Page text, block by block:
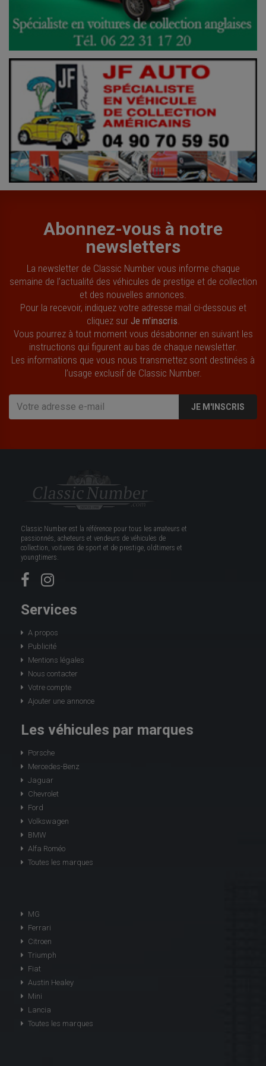
Abonnez-vous à notre
newsletters
La newsletter de Classic Number vous informe chaque
semaine de l’actualité des véhicules de prestige et de collection
et des nouvelles annonces.
Pour la recevoir, indiquez votre adresse mail ci-dessous et
cliquez sur Je m'inscris
Vous pourrez à tout moment vous désabonner en suivant les
instructions qui figurent au bas de chaque newsletter.
Les informations que vous nous transmettez sont destinées à
l’usage exclusif de Classic Number.
JE M'INSCRIS
Classic Number est la référence pour tous les amateurs et
passionnés, acheteurs et vendeurs de véhicules de
collection, voitures de sport et de prestige, oldtimers et
youngtimers.
Services
A propos
Publicité
Mentions légales
Nous contacter
Votre compte
Ajouter une annonce
Les véhicules par marques
Porsche
Mercedes-Benz
Jaguar
Chevrolet
Ford
Volkswagen
BMW
Alfa Roméo
Toutes les marques
MG
Ferrari
Citroen
Triumph
Fiat
Austin Healey
Mini
Lancia
Toutes les marques